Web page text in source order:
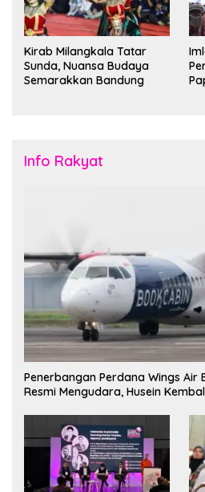
Kirab Milangkala Tatar
Sunda, Nuansa Budaya
Semarakkan Bandung
Info Rakyat
Penerbangan Perdana Wings Air
Resmi Mengudara, Husein